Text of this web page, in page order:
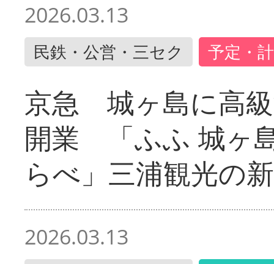
2026.03.13
民鉄・公営・三セク 予定・
京急 城ヶ島に高
開業 「ふふ 城ヶ
らべ」三浦観光の
2026.03.13